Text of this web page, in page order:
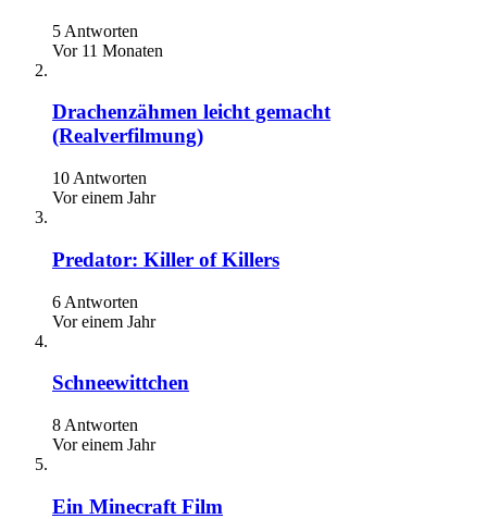
5 Antworten
Vor 11 Monaten
Drachenzähmen leicht gemacht
(Realverfilmung)
10 Antworten
Vor einem Jahr
Predator: Killer of Killers
6 Antworten
Vor einem Jahr
Schneewittchen
8 Antworten
Vor einem Jahr
Ein Minecraft Film